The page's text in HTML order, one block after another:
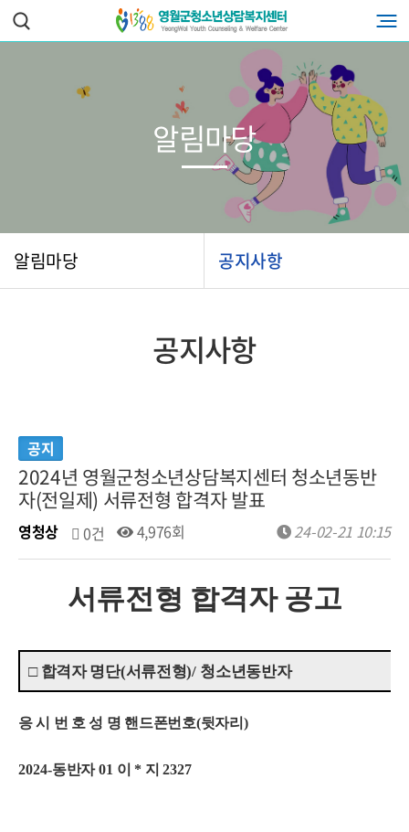
알림마당 공지사항
알림마당
공지사항
공지
2024년 영월군청소년상담복지센터 청소년동반
자(전일제) 서류전형 합격자 발표
영청상 0건 4,976회 24-02-21 10:15
서류전형 합격자 공고
□ 합격자 명단(서류전형)/ 청소년동반자
응 시 번 호 성 명 핸드폰번호(뒷자리 )
2024-동반자01 이 * 지2327